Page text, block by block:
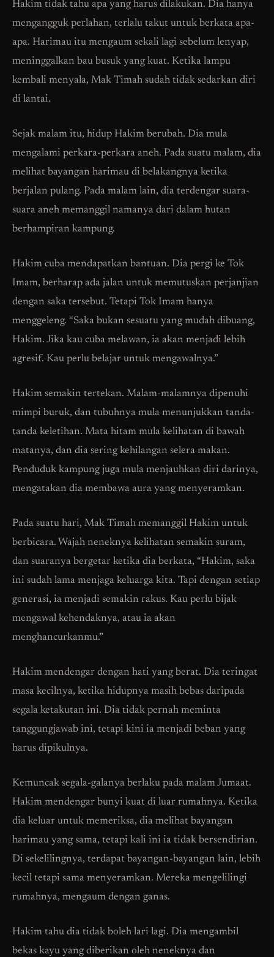
Hakim tidak tahu apa yang harus dilakukan. Dia hanya
mengangguk perlahan, terlalu takut untuk berkata apa-
apa. Harimau itu mengaum sekali lagi sebelum lenyap,
meninggalkan bau busuk yang kuat. Ketika lampu
kembali menyala, Mak Timah sudah tidak sedarkan diri
di lantai.
Sejak malam itu, hidup Hakim berubah. Dia mula
mengalami perkara-perkara aneh. Pada suatu malam, dia
melihat bayangan harimau di belakangnya ketika
berjalan pulang. Pada malam lain, dia terdengar suara-
suara aneh memanggil namanya dari dalam hutan
berhampiran kampung.
Hakim cuba mendapatkan bantuan. Dia pergi ke Tok
Imam, berharap ada jalan untuk memutuskan perjanjian
dengan saka tersebut. Tetapi Tok Imam hanya
menggeleng. “Saka bukan sesuatu yang mudah dibuang,
Hakim. Jika kau cuba melawan, ia akan menjadi lebih
agresif. Kau perlu belajar untuk mengawalnya.”
Hakim semakin tertekan. Malam-malamnya dipenuhi
mimpi buruk, dan tubuhnya mula menunjukkan tanda-
tanda keletihan. Mata hitam mula kelihatan di bawah
matanya, dan dia sering kehilangan selera makan.
Penduduk kampung juga mula menjauhkan diri darinya,
mengatakan dia membawa aura yang menyeramkan.
Pada suatu hari, Mak Timah memanggil Hakim untuk
berbicara. Wajah neneknya kelihatan semakin suram,
dan suaranya bergetar ketika dia berkata, “Hakim, saka
ini sudah lama menjaga keluarga kita. Tapi dengan setiap
generasi, ia menjadi semakin rakus. Kau perlu bijak
mengawal kehendaknya, atau ia akan
menghancurkanmu.”
Hakim mendengar dengan hati yang berat. Dia teringat
masa kecilnya, ketika hidupnya masih bebas daripada
segala ketakutan ini. Dia tidak pernah meminta
tanggungjawab ini, tetapi kini ia menjadi beban yang
harus dipikulnya.
Kemuncak segala-galanya berlaku pada malam Jumaat.
Hakim mendengar bunyi kuat di luar rumahnya. Ketika
dia keluar untuk memeriksa, dia melihat bayangan
harimau yang sama, tetapi kali ini ia tidak bersendirian.
Di sekelilingnya, terdapat bayangan-bayangan lain, lebih
kecil tetapi sama menyeramkan. Mereka mengelilingi
rumahnya, mengaum dengan ganas.
Hakim tahu dia tidak boleh lari lagi. Dia mengambil
bekas kayu yang diberikan oleh neneknya dan